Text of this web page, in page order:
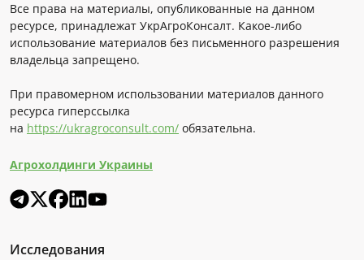
Все права на материалы, опубликованные на данном
ресурсе, принадлежат УкрАгроКонсалт. Какое-либо
использование материалов без письменного разрешения
владельца запрещено.
При правомерном использовании материалов данного
ресурса гиперссылка
на https://ukragroconsult.com/ обязательна.
Агрохолдинги Украины
Исследования